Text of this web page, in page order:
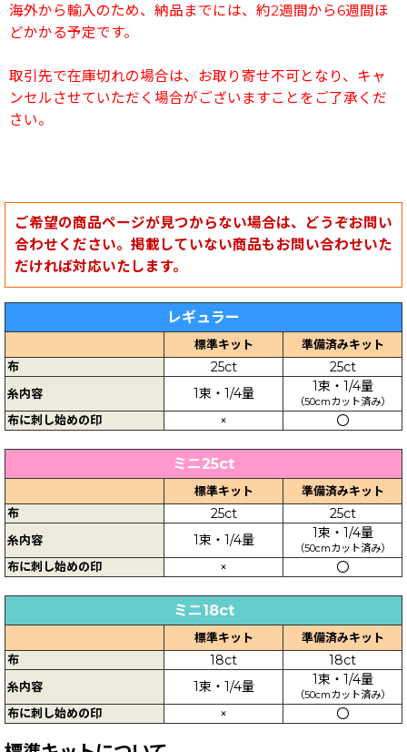
海外から輸入のため、納品までには、約2週間から6週間ほ
どかかる予定です。
取引先で在庫切れの場合は、お取り寄せ不可となり、キャ
ンセルさせていただく場合がございますことをご了承くだ
さい。
ご希望の商品ページが見つからない場合は、どうぞお問い
合わせください。掲載していない商品もお問い合わせいた
だければ対応いたします。
レギュラー
標準キット
準備済みキット
布
25ct 25ct
糸内容 1束・1/4量 1束・1/4量
（50cmカット済み）
布に刺し始めの印 × 〇
ミニ25ct
標準キット
準備済みキット
布
25ct 25ct
糸内容 1束・1/4量 1束・1/4量
（50cmカット済み）
布に刺し始めの印 × 〇
ミニ18ct
標準キット
準備済みキット
布
18ct 18ct
糸内容 1束・1/4量 1束・1/4量
（50cmカット済み）
布に刺し始めの印 × 〇